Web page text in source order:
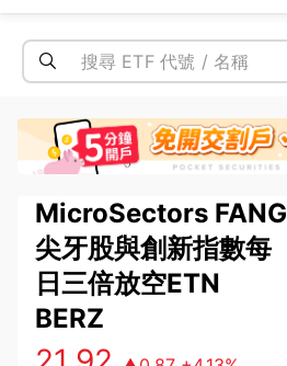
MicroSectors FANG
尖牙股與創新指數每
日三倍放空ETN
BERZ